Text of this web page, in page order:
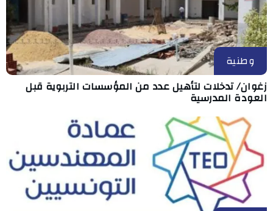
وطنية
زغوان/ تدخلات لتأهيل عدد من المؤسسات التربوية قبل
العودة المدرسية